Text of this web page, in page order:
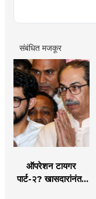
संबंधित मजकूर
ऑपरेशन टायगर
पार्ट-२? खासदारांनंतर